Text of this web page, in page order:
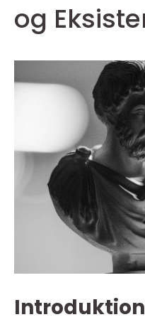
og